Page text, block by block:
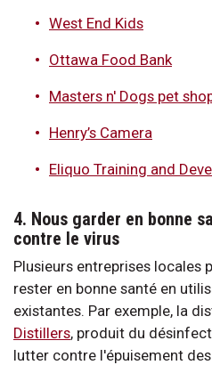
West End Kids
Ottawa Food Bank
Masters n' Dogs pet
Henry’s Camera
Eliquo Training and
4. Nous garder en bonne
contre le virus
Plusieurs entreprises locales
rester en bonne santé en
existantes. Par exemple, la
Distillers, produit du
lutter contre l'épuisement